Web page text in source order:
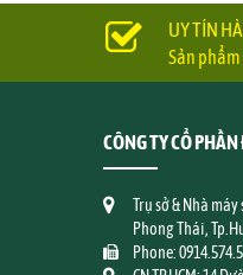
UY TÍN
Sản
CÔNG TY CỔ
Trụ sở & Nhà
Phong Thái,
Phone: